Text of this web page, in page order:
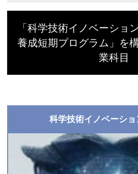
「科学技術イノベーショ
養成短期プログラム」を
業科目
科学技術イノベーシ